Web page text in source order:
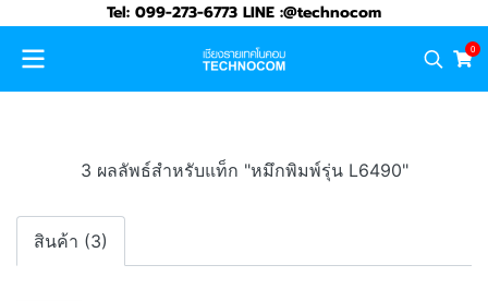
Tel: 099-273-6773 LINE :@technocom
0
3 ผลลัพธ์สำหรับแท็ก "หมึกพิมพ์รุ่น L6490"
สินค้า (3)